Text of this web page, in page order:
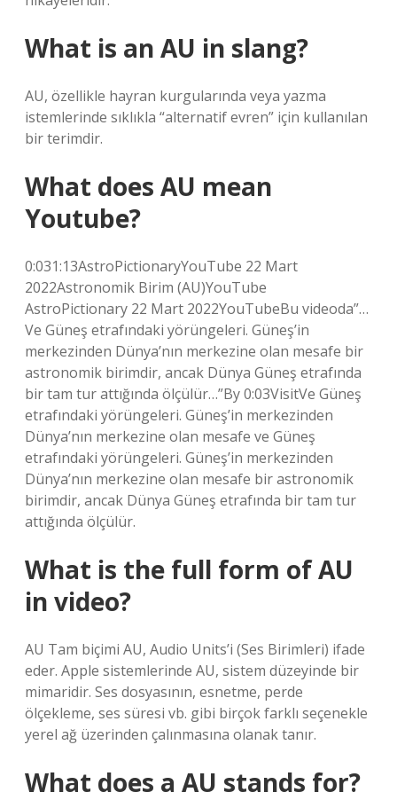
What is an AU in slang?
AU, özellikle hayran kurgularında veya yazma
istemlerinde sıklıkla “alternatif evren” için kullanılan
bir terimdir.
What does AU mean
Youtube?
0:031:13AstroPictionaryYouTube 22 Mart
2022Astronomik Birim (AU)YouTube
AstroPictionary 22 Mart 2022YouTubeBu videoda”…
Ve Güneş etrafındaki yörüngeleri. Güneş’in
merkezinden Dünya’nın merkezine olan mesafe bir
astronomik birimdir, ancak Dünya Güneş etrafında
bir tam tur attığında ölçülür…”By 0:03VisitVe Güneş
etrafındaki yörüngeleri. Güneş’in merkezinden
Dünya’nın merkezine olan mesafe ve Güneş
etrafındaki yörüngeleri. Güneş’in merkezinden
Dünya’nın merkezine olan mesafe bir astronomik
birimdir, ancak Dünya Güneş etrafında bir tam tur
attığında ölçülür.
What is the full form of AU
in video?
AU Tam biçimi AU, Audio Units’i (Ses Birimleri) ifade
eder. Apple sistemlerinde AU, sistem düzeyinde bir
mimaridir. Ses dosyasının, esnetme, perde
ölçekleme, ses süresi vb. gibi birçok farklı seçenekle
yerel ağ üzerinden çalınmasına olanak tanır.
What does a AU stands for?